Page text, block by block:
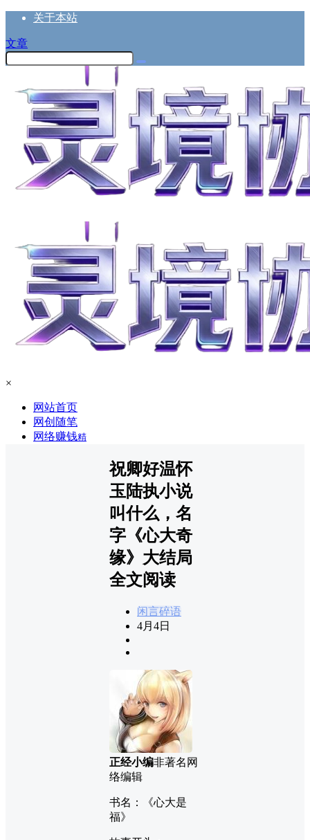
关于本站
文章
×
网站首页
网创随笔
网络赚钱精
祝卿好温怀
玉陆执小说
叫什么，名
字《心大奇
缘》大结局
全文阅读
闲言碎语
4月4日
正经小编非著名网
络编辑
书名：《心大是
福》